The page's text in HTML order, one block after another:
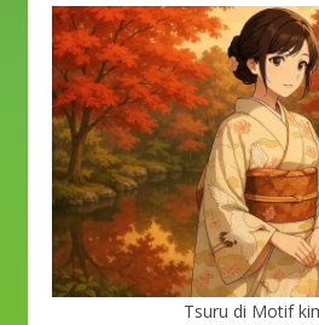
Tsuru di Motif